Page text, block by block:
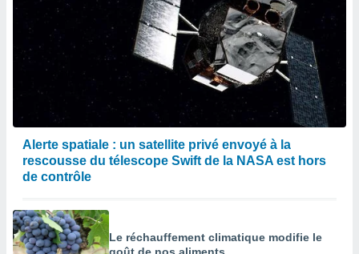
Alerte spatiale : un satellite privé envoyé à la
rescousse du télescope Swift de la NASA est hors
de contrôle
Le réchauffement climatique modifie le